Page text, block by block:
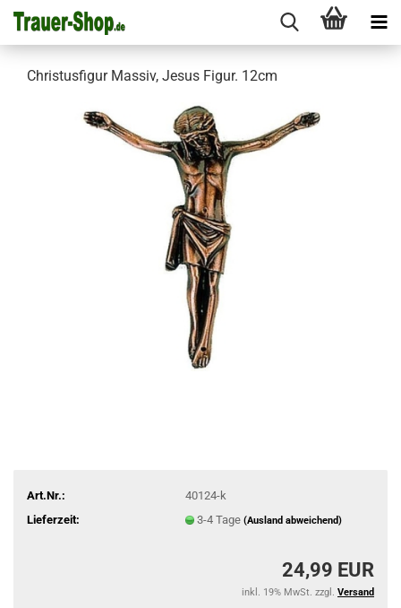
Christusfigur Massiv, Jesus Figur. 12cm
Art.Nr.:
40124-k
Lieferzeit:
3-4 Tage (Ausland abweichend)
24,99 EUR
inkl. 19% MwSt. zzgl. Versand